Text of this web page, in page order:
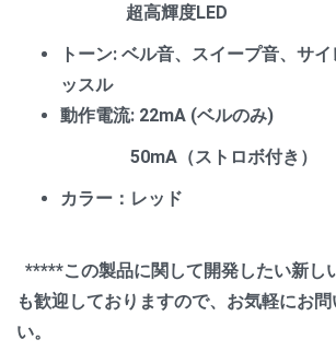
超高輝度LED
トーン: ベル音、スイープ音、サ
ッスル
動作電流: 22mA (ベルのみ)
50mA（ストロボ付き
カラー：レッド
*****この製品に関して開発したい新し
も歓迎しておりますので、お気軽にお
い。